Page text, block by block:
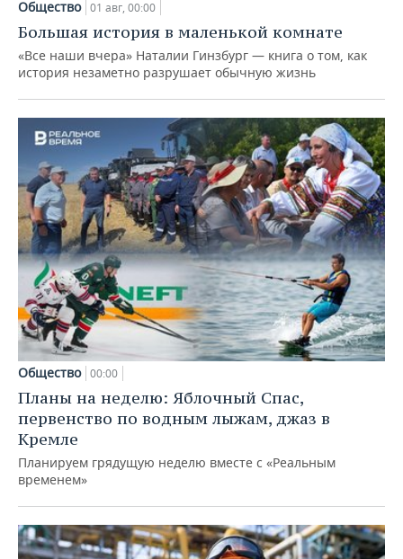
Общество 01 авг, 00:00
Большая история в маленькой комнате
«Все наши вчера» Наталии Гинзбург — книга о том, как
история незаметно разрушает обычную жизнь
Общество 00:00
Планы на неделю: Яблочный Спас,
первенство по водным лыжам, джаз в
Кремле
Планируем грядущую неделю вместе с «Реальным
временем»